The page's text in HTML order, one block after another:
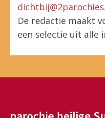
De redactie maakt
een selectie uit alle